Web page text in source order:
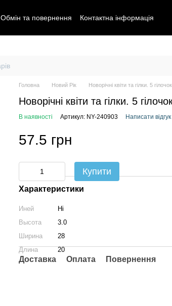
Обмін та повернення Контактна інформація
Головна Новий Рік Новорічні квіти та гілки. 5
Новорічні квіти та гілки. 5
В наявності Артикул: NY-240903 Написати відгук
57.5 грн
Купити
Характеристики
Иней
Ні
Высота
3.0
Ширина
28
Длина
20
Доставка Оплата Повернення